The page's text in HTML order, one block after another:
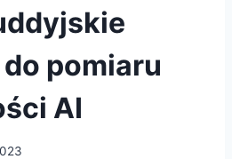
pomiaru
AI